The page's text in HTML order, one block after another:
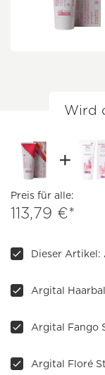
Wird
Preis für alle:
113,79 €*
Argital
Argital Fango
Argital Floré